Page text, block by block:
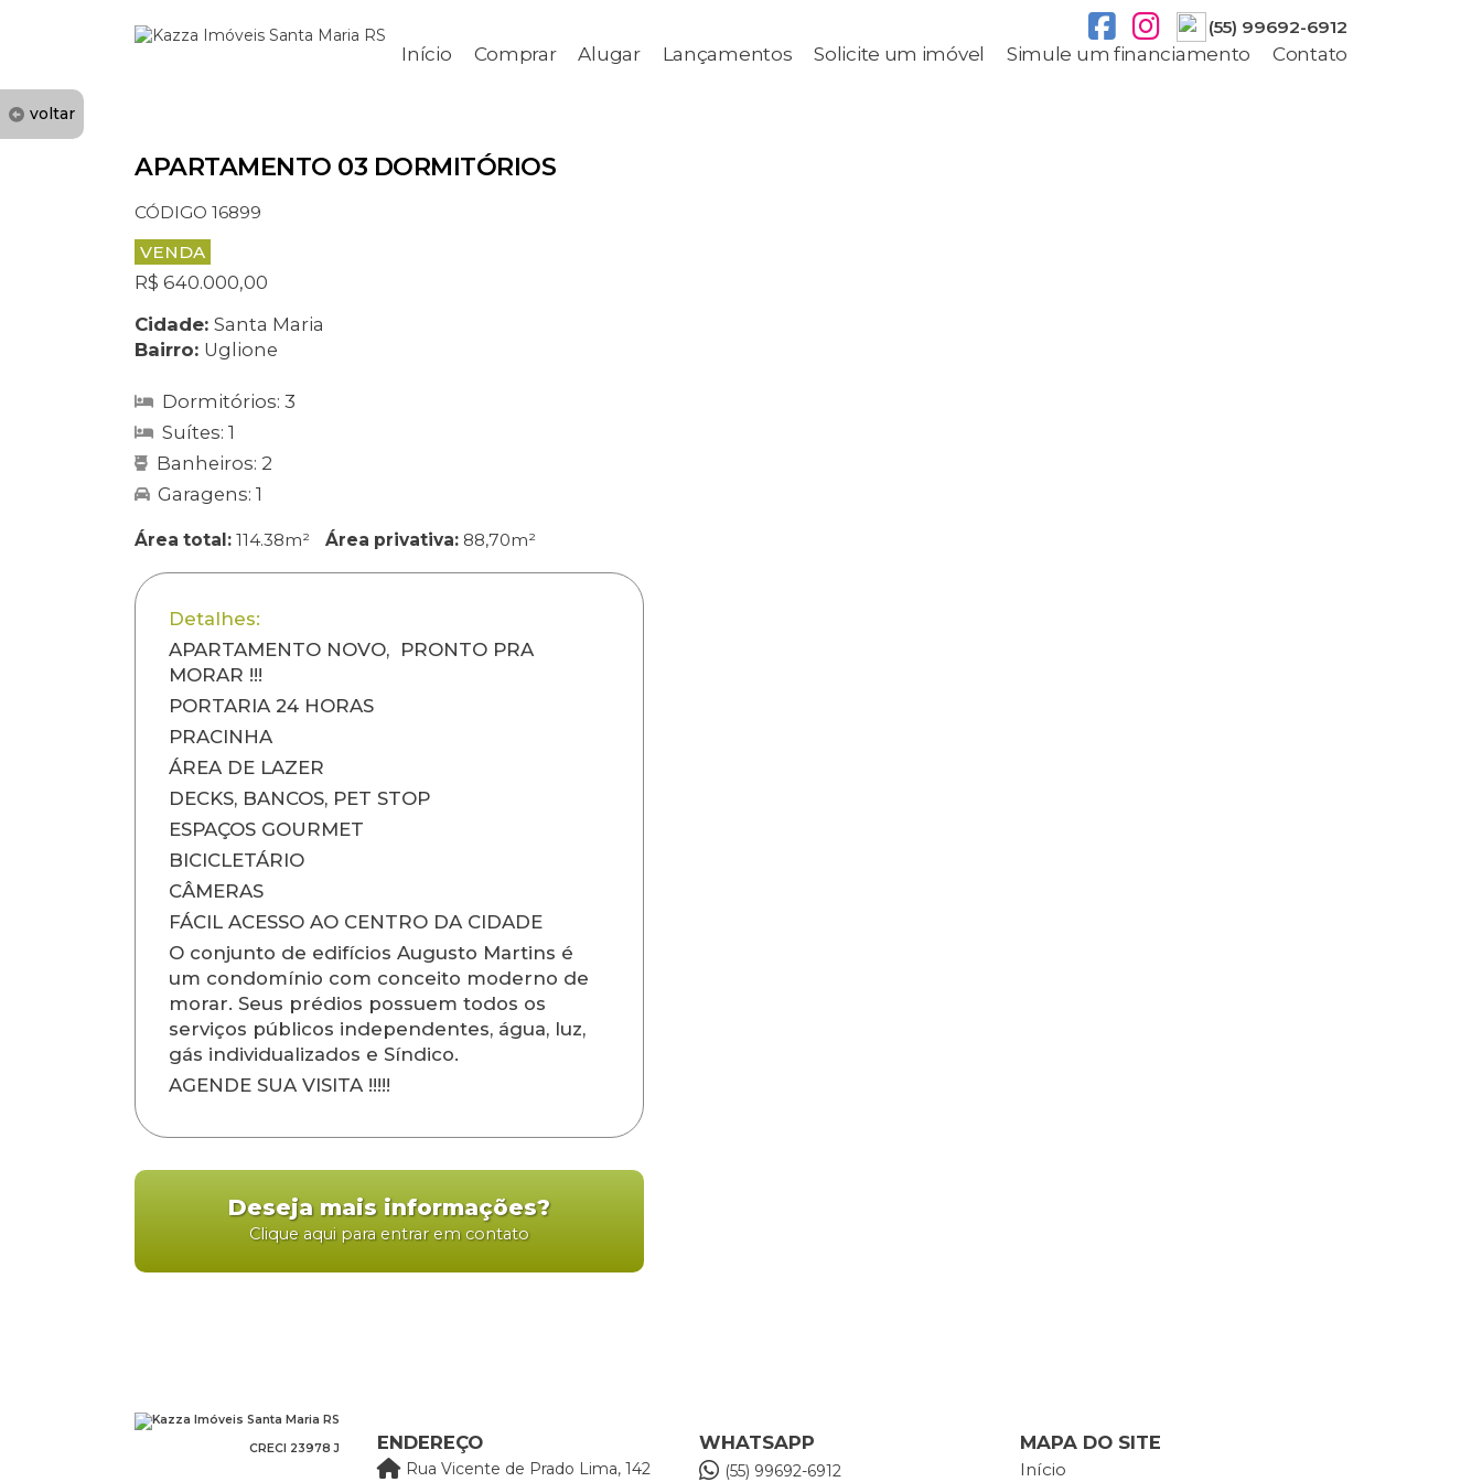
(55) 99692-6912
Início Comprar Alugar Lançamentos Solicite um imóvel Simule um financiamento Contato
voltar
APARTAMENTO 03 DORMITÓRIOS
CÓDIGO 16899
VENDA
R$ 640.000,00
Cidade: Santa Maria
Bairro: Uglione
Dormitórios: 3
Suítes: 1
Banheiros: 2
Garagens: 1
Área total: 114.38m² Área privativa: 88,70m²
Detalhes:
APARTAMENTO NOVO, PRONTO PRA
MORAR !!!
PORTARIA 24 HORAS
PRACINHA
ÁREA DE LAZER
DECKS, BANCOS, PET STOP
ESPAÇOS GOURMET
BICICLETÁRIO
CÂMERAS
FÁCIL ACESSO AO CENTRO DA CIDADE
O conjunto de edifícios Augusto Martins é
um condomínio com conceito moderno de
morar. Seus prédios possuem todos os
serviços públicos independentes, água, luz,
gás individualizados e Síndico.
AGENDE SUA VISITA !!!!!
Deseja mais informações?
Clique aqui para entrar em contato
CRECI 23978 J ENDEREÇO
Rua Vicente de Prado Lima, 142
WHATSAPP
(55) 99692-6912
MAPA DO SITE
Início